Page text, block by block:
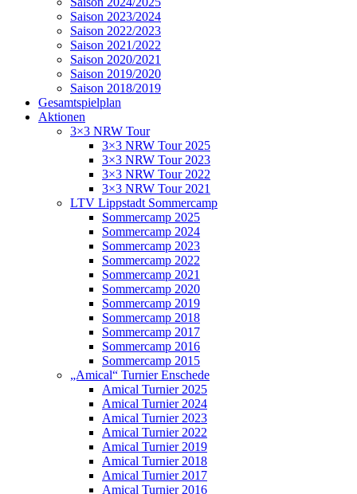
Saison 2023/2024
Saison 2022/2023
Saison 2021/2022
Saison 2020/2021
Saison 2019/2020
Saison 2018/2019
Gesamtspielplan
Aktionen
3×3 NRW Tour
3×3 NRW Tour 2025
3×3 NRW Tour 2023
3×3 NRW Tour 2022
3×3 NRW Tour 2021
LTV Lippstadt Sommercamp
Sommercamp 2025
Sommercamp 2024
Sommercamp 2023
Sommercamp 2022
Sommercamp 2021
Sommercamp 2020
Sommercamp 2019
Sommercamp 2018
Sommercamp 2017
Sommercamp 2016
Sommercamp 2015
„Amical“ Turnier Enschede
Amical Turnier 2025
Amical Turnier 2024
Amical Turnier 2023
Amical Turnier 2022
Amical Turnier 2019
Amical Turnier 2018
Amical Turnier 2017
Amical Turnier 2016